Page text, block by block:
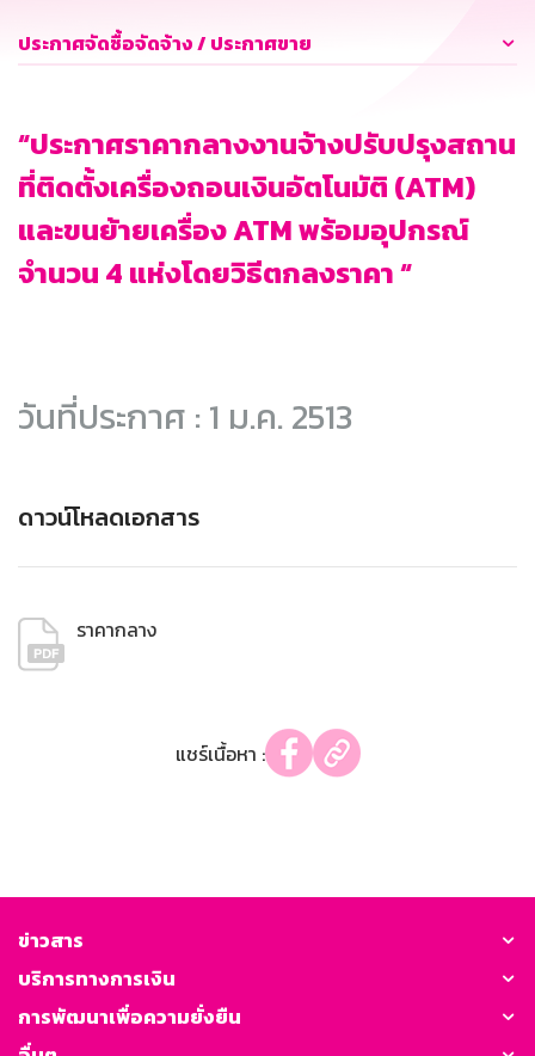
ประกาศจัดซื้อจัดจ้าง / ประกาศขาย
“ประกาศราคากลางงานจ้างปรับปรุงสถาน
ที่ติดตั้งเครื่องถอนเงินอัตโนมัติ (ATM)
และขนย้ายเครื่อง ATM พร้อมอุปกรณ์
จำนวน 4 แห่งโดยวิธีตกลงราคา “
วันที่ประกาศ : 1 ม.ค. 2513
ดาวน์โหลดเอกสาร
ราคากลาง
แชร์เนื้อหา :
ข่าวสาร
บริการทางการเงิน
การพัฒนาเพื่อความยั่งยืน